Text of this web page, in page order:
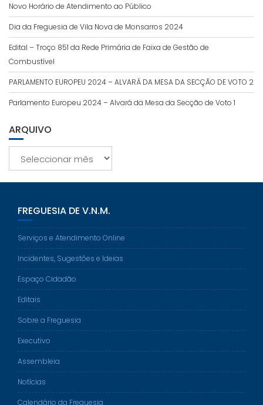
Novo Horário de Atendimento ao Público
Dia da Freguesia de Vila Nova de Monsarros 2024
Edital – Troço 851 da Rede Primária de Faixa de Gestão de
Combustível
PARLAMENTO EUROPEU 2024 – ALVARÁ DA MESA DA SECÇÃO DE VOTO 2
Parlamento Europeu 2024 – Alvará da Mesa da Secção de Voto 1
ARQUIVO
FREGUESIA DE V.N.M.
Serviços e Atendimento Online
Incidentes, Sugestões e Ideias
Espaço Cidadão
Editais
Sobre a Freguesia
Executivo
Assembleia
Notícias
Calendário da Freguesia